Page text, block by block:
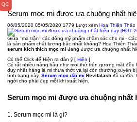
Serum mọc mi được ưa chuộng nhất
06/05/2020 05/05/2020 1779 Lượt xem Hoa Thiên Thảo
Giữa "ma trận" các dòng mỹ phẩm chăm sóc cho mi -
là sản phẩm chất lượng bậc nhất không? Hoa Thiên
serum kích thích mọc mi đang được ưa chuộng nhất
Có thể Click để Hiện ra dàn ý [ Hiện ]
Có rất nhiều nàng hầu như mọi thứ trên gương mặt đều
duy nhất hàng là mi thưa thớt và lại còn thường xuyên
tình trạng này, Serum mọc dài mi Revitalash đã ra đời.
ngời cho phái đẹp mỗi khi xuất hiện.
Serum mọc mi được ưa chuộng nhất
1. Serum mọc mi là gì?